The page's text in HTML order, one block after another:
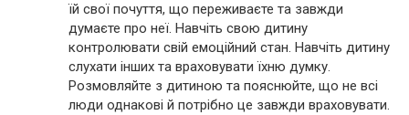
їй свої почуття, що переживаєте та завжди
думаєте про неї. Навчіть свою дитину
контролювати свій емоційний стан. Навчіть дитину
слухати інших та враховувати їхню думку.
Розмовляйте з дитиною та пояснюйте, що не всі
люди однакові й потрібно це завжди враховувати.